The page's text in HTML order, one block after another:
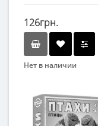
126грн.
Нет в наличии
Вид
Развивающие